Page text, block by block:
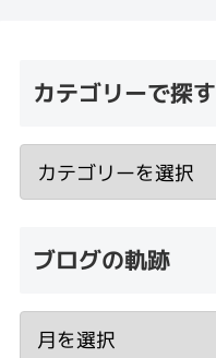
カテゴリーで探す
ブログの軌跡